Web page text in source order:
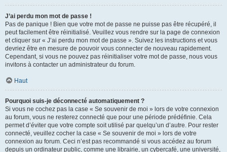
J’ai perdu mon mot de passe !
Pas de panique ! Bien que votre mot de passe ne puisse pas être récupéré, il
peut facilement être réinitialisé. Veuillez vous rendre sur la page de connexion
et cliquer sur « J’ai perdu mon mot de passe ». Suivez les instructions et vous
devriez être en mesure de pouvoir vous connecter de nouveau rapidement.
Cependant, si vous ne pouvez pas réinitialiser votre mot de passe, nous vous
invitons à contacter un administrateur du forum.
Haut
Pourquoi suis-je déconnecté automatiquement ?
Si vous ne cochez pas la case « Se souvenir de moi » lors de votre connexion
au forum, vous ne resterez connecté que pour une période prédéfinie. Cela
permet d’éviter que votre compte soit utilisé par quelqu’un d’autre. Pour rester
connecté, veuillez cocher la case « Se souvenir de moi » lors de votre
connexion au forum. Ceci n’est pas recommandé si vous accédez au forum
depuis un ordinateur public, comme une librairie, un cybercafé, une université,